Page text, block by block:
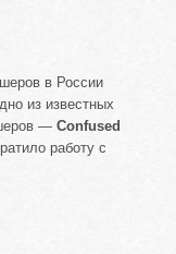
в России
из известных
— Confused
работу с